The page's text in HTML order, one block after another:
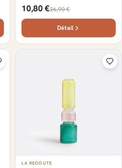
10,80 €26,90 €
Détail
LA REDOUTE